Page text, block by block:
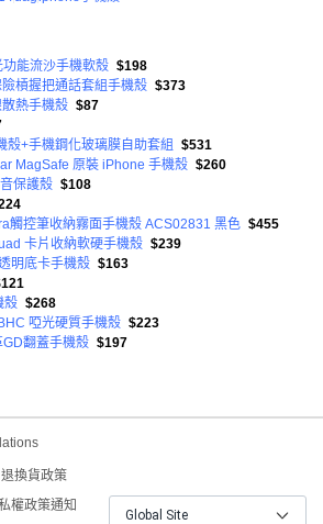
能流沙手機軟殼 $198
槓握把通話套組手機殼 $373
熱手機殼 $87
殼+手機鋼化玻璃膜自助套組
$531
MagSafe 原裝 iPhone 手機殼 $260
保護殼 $108
觸控筆收納霧面手機殼 ACS02831 黑色 $455
卡片收納軟硬手機殼 $239
明底卡手機殼 $163
殼 $268
啞光硬質手機殼 $223
翻蓋手機殼 $197
退換貨政策
權政策通知
Global Site